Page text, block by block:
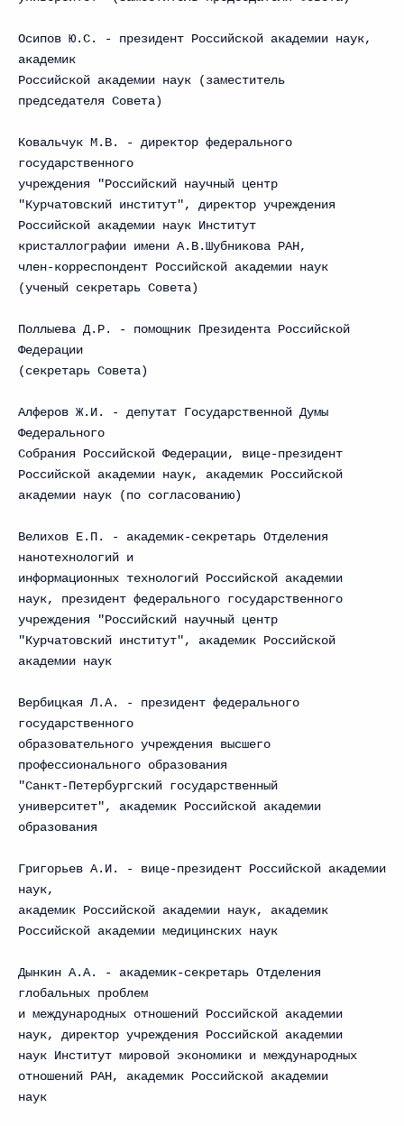
Осипов Ю.С. - президент Российской академии наук,
академик
Российской академии наук (заместитель
председателя Совета)
Ковальчук М.В. - директор федерального
государственного
учреждения "Российский научный центр
"Курчатовский институт", директор учреждения
Российской академии наук Институт
кристаллографии имени А.В.Шубникова РАН,
член-корреспондент Российской академии наук
(ученый секретарь Совета)
Поллыева Д.Р. - помощник Президента Российской
Федерации
(секретарь Совета)
Алферов Ж.И. - депутат Государственной Думы
Федерального
Собрания Российской Федерации, вице-президент
Российской академии наук, академик Российской
академии наук (по согласованию)
Велихов Е.П. - академик-секретарь Отделения
нанотехнологий и
информационных технологий Российской академии
наук, президент федерального государственного
учреждения "Российский научный центр
"Курчатовский институт", академик Российской
академии наук
Вербицкая Л.А. - президент федерального
государственного
образовательного учреждения высшего
профессионального образования
"Санкт-Петербургский государственный
университет", академик Российской академии
образования
Григорьев А.И. - вице-президент Российской академии
наук,
академик Российской академии наук, академик
Российской академии медицинских наук
Дынкин А.А. - академик-секретарь Отделения
глобальных проблем
и международных отношений Российской академии
наук, директор учреждения Российской академии
наук Институт мировой экономики и международных
отношений РАН, академик Российской академии
наук